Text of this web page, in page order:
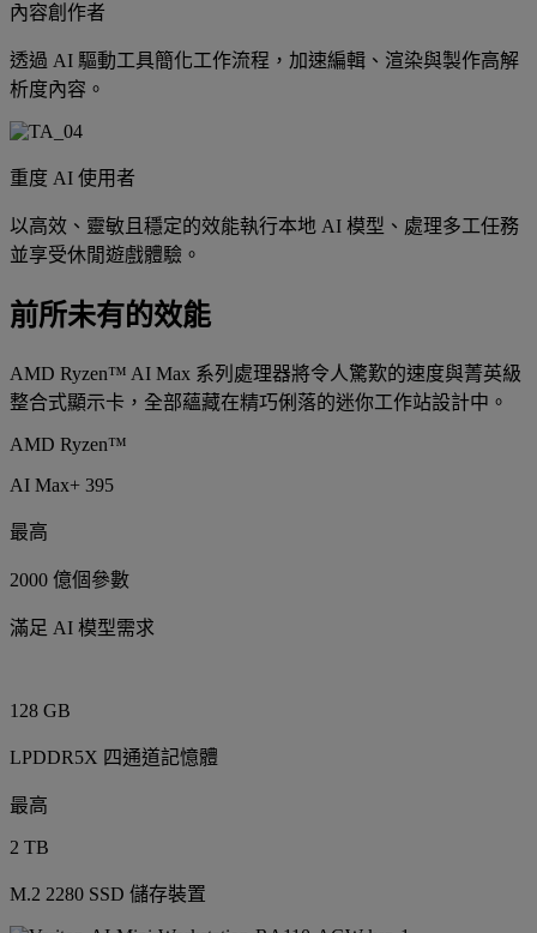
內容創作者
透過 AI 驅動工具簡化工作流程，加速編輯、渲染與製作高解
析度內容。
重度 AI 使用者
以高效、靈敏且穩定的效能執行本地 AI 模型、處理多工任務
並享受休閒遊戲體驗。
前所未有的效能
AMD Ryzen™ AI Max 系列處理器將令人驚歎的速度與菁英級
整合式顯示卡，全部蘊藏在精巧俐落的迷你工作站設計中。
AMD Ryzen™
AI Max+ 395
最高
2000 億個參數
滿足 AI 模型需求
128 GB
LPDDR5X 四通道記憶體
最高
2 TB
M.2 2280 SSD 儲存裝置